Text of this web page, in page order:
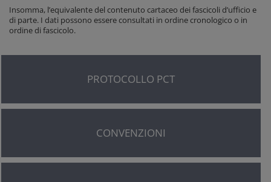
Insomma, l’equivalente del contenuto cartaceo dei fascicoli d’ufficio e
di parte. I dati possono essere consultati in ordine cronologico o in
ordine di fascicolo.
PROTOCOLLO PCT
CONVENZIONI